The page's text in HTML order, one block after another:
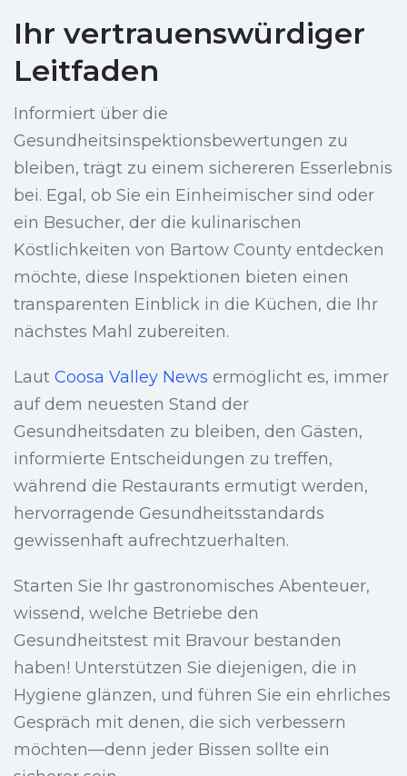
Ihr vertrauenswürdiger
Leitfaden
Informiert über die
Gesundheitsinspektionsbewertungen zu
bleiben, trägt zu einem sichereren Esserlebnis
bei. Egal, ob Sie ein Einheimischer sind oder
ein Besucher, der die kulinarischen
Köstlichkeiten von Bartow County entdecken
möchte, diese Inspektionen bieten einen
transparenten Einblick in die Küchen, die Ihr
nächstes Mahl zubereiten.
Laut Coosa Valley News ermöglicht es, immer
auf dem neuesten Stand der
Gesundheitsdaten zu bleiben, den Gästen,
informierte Entscheidungen zu treffen,
während die Restaurants ermutigt werden,
hervorragende Gesundheitsstandards
gewissenhaft aufrechtzuerhalten.
Starten Sie Ihr gastronomisches Abenteuer,
wissend, welche Betriebe den
Gesundheitstest mit Bravour bestanden
haben! Unterstützen Sie diejenigen, die in
Hygiene glänzen, und führen Sie ein ehrliches
Gespräch mit denen, die sich verbessern
möchten—denn jeder Bissen sollte ein